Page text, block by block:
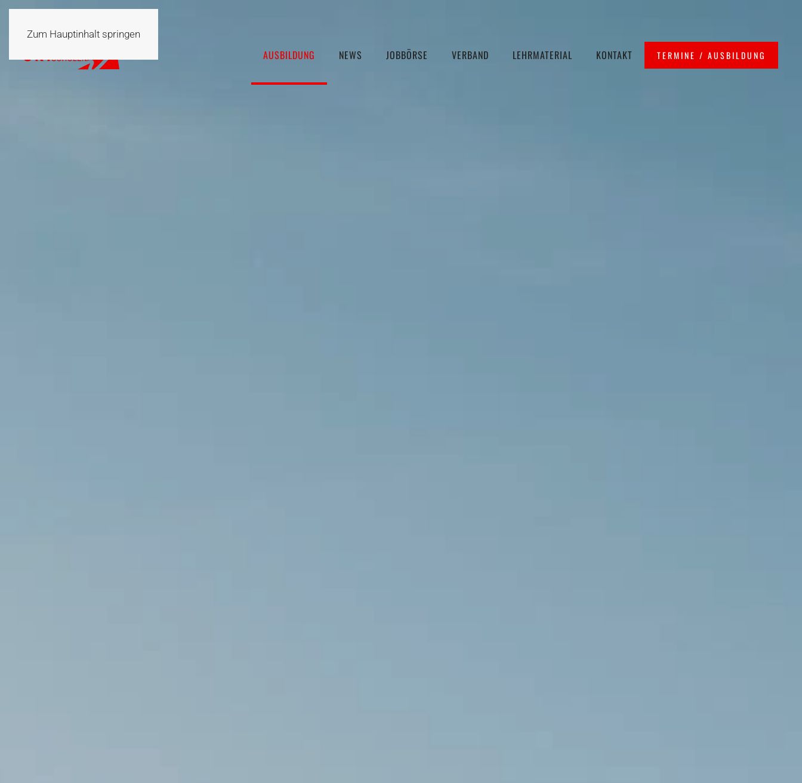
Zum Hauptinhalt springen
AUSBILDUNG NEWS JOBBÖRSE VERBAND LEHRMATERIAL KONTAKT TERMINE / AUSBILDUNG